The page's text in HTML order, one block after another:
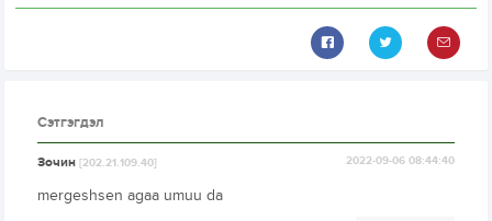
Сэтгэгдэл
Зочин[202.21.109.40] 2022-09-06 08:44:40
mergeshsen agaa umuu da